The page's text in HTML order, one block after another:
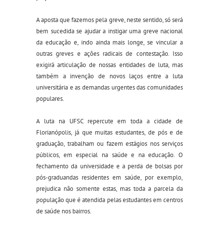
A aposta que fazemos pela greve, neste sentido, só será
bem sucedida se ajudar a instigar uma greve nacional
da educação e, indo ainda mais longe, se vincular a
outras greves e ações radicais de contestação. Isso
exigirá articulação de nossas entidades de luta, mas
também a invenção de novos laços entre a luta
universitária e as demandas urgentes das comunidades
populares.
A luta na UFSC repercute em toda a cidade de
Florianópolis, já que muitas estudantes, de pós e de
graduação, trabalham ou fazem estágios nos serviços
públicos, em especial na saúde e na educação. O
fechamento da universidade e a perda de bolsas por
pós-graduandas residentes em saúde, por exemplo,
prejudica não somente estas, mas toda a parcela da
população que é atendida pelas estudantes em centros
de saúde nos bairros.